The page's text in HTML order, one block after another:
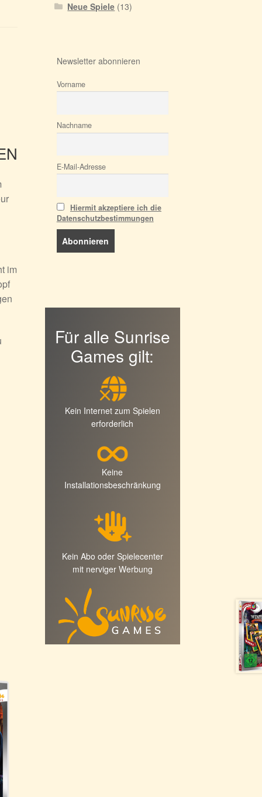
im
Neue Spiele (13)
Newsletter abonnieren
Vorname
Nachname
E-Mail-Adresse
Hiermit akzeptiere ich die
Datenschutzbestimmungen
Für alle Sunrise
Games gilt:
Kein Internet zum Spielen
erforderlich
Keine
Installationsbeschränkung
Kein Abo oder Spielecenter
mit nerviger Werbung